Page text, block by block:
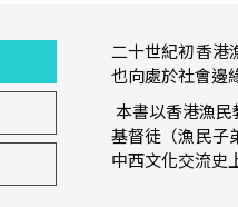
二十世紀初香港
也向處於社會邊
本書以香港漁
基督徒（漁民子
中西文化交流史